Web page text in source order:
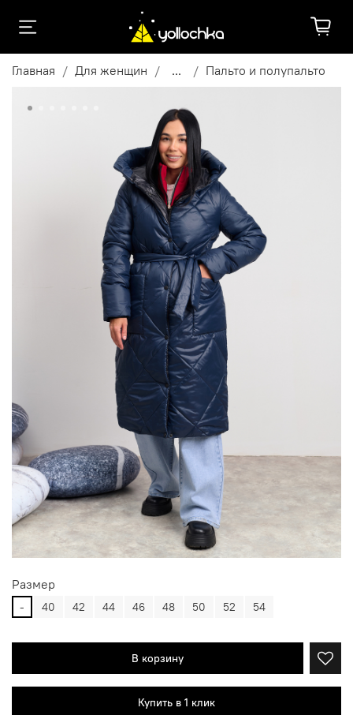
Главная Для женщин ... Пальто и полупальто
В корзину
Купить в 1 клик
Размер
- 40 42 44 46 48 50 52 54